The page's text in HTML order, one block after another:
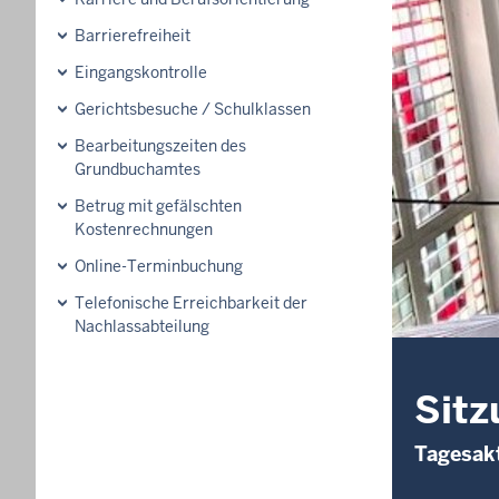
Barrierefreiheit
Eingangskontrolle
Gerichtsbesuche / Schulklassen
Bearbeitungszeiten des
Grundbuchamtes
Betrug mit gefälschten
Kostenrechnungen
Online-Terminbuchung
Telefonische Erreichbarkeit der
Nachlassabteilung